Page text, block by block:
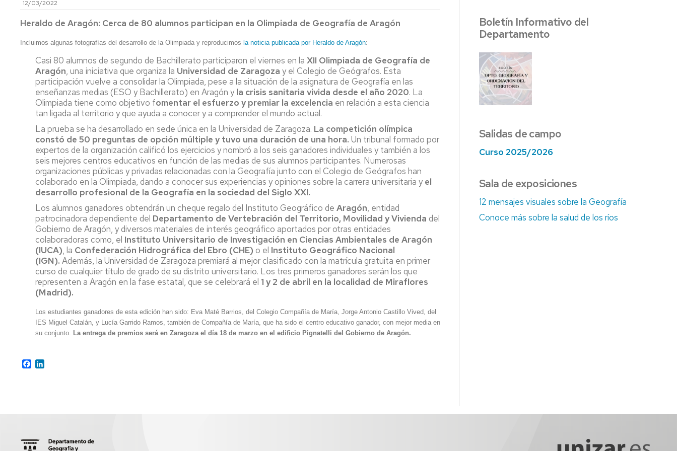
UNIVERSITARIO
EN
ORDENACIÓN
GESTIÓN
DEL
TERRITORIO
Y
DEL
MEDIO
AMBIENTE
(NUEVO
2025/26)
MÁSTER
UNIVERSITARIO
EN
CIENCIA
TECNOLOGÍA
DE
LA
INFORMACIÓN
GEOGRÁFICA
(CTIG)
(NUEVO
2025/26)
EN
ORDENACIÓN
DEL
INVESTIGACIÓN
12/03/2022
Heraldo de Aragón: Cerca de 80 alumnos participan en la Olimpiada de Geografía de Aragón
Incluimos algunas fotografías del desarrollo de la Olimpiada y reproducimos la noticia publicada por Heraldo de Aragón:
Casi 80 alumnos de segundo de Bachillerato participaron el viernes en la XII Olimpiada de Geografía de
Aragón, una iniciativa que organiza la Universidad de Zaragoza y el Colegio de Geógrafos. Esta
participación vuelve a consolidar la Olimpiada, pese a la situación de la asignatura de Geografía en las
enseñanzas medias (ESO y Bachillerato) en Aragón y la crisis sanitaria vivida desde el año 2020. La
Olimpiada tiene como objetivo fomentar el esfuerzo y premiar la excelencia en relación a esta ciencia
tan ligada al territorio y que ayuda a conocer y a comprender el mundo actual.
La prueba se ha desarrollado en sede única en la Universidad de Zaragoza. La competición olímpica
constó de 50 preguntas de opción múltiple y tuvo una duración de una hora. Un tribunal formado por
expertos de la organización calificó los ejercicios y nombró a los seis ganadores individuales y también a los
seis mejores centros educativos en función de las medias de sus alumnos participantes. Numerosas
organizaciones públicas y privadas relacionadas con la Geografía junto con el Colegio de Geógrafos han
colaborado en la Olimpiada, dando a conocer sus experiencias y opiniones sobre la carrera universitaria y el
desarrollo profesional de la Geografía en la sociedad del Siglo XXI.
Los alumnos ganadores obtendrán un cheque regalo del Instituto Geográfico de Aragón, entidad
patrocinadora dependiente del Departamento de Vertebración del Territorio, Movilidad y Vivienda del
Gobierno de Aragón, y diversos materiales de interés geográfico aportados por otras entidades
colaboradoras como, el Instituto Universitario de Investigación en Ciencias Ambientales de Aragón
(IUCA), la Confederación Hidrográfica del Ebro (CHE) o el Instituto Geográfico Nacional
(IGN). Además, la Universidad de Zaragoza premiará al mejor clasificado con la matrícula gratuita en primer
curso de cualquier título de grado de su distrito universitario. Los tres primeros ganadores serán los que
representen a Aragón en la fase estatal, que se celebrará el 1 y 2 de abril en la localidad de Miraflores
(Madrid).
Los estudiantes ganadores de esta edición han sido: Eva Maté Barrios, del Colegio Compañía de María, Jorge Antonio Castillo Vived, del
IES Miguel Catalán, y Lucía Garrido Ramos, también de Compañía de María, que ha sido el centro educativo ganador, con mejor media en
su conjunto. La entrega de premios será en Zaragoza el día 18 de marzo en el edificio Pignatelli del Gobierno de Aragón.
Facebook
Boletín Informativo del
Departamento
Salidas de campo
Curso 2025/2026
Sala de exposiciones
12 mensajes visuales sobre la Geografía
Conoce más sobre la salud de los ríos